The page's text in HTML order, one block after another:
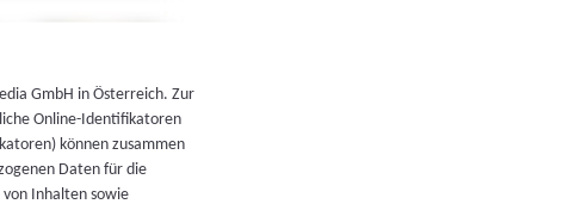
GmbH in Österreich. Zur
Online-Identifikatoren
können zusammen
Daten für die
Inhalten sowie